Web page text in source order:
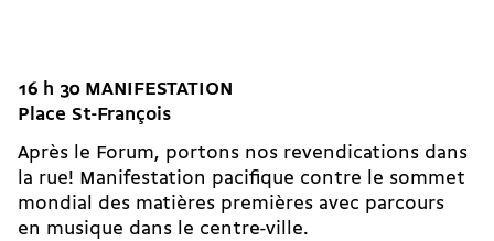
16 h 30 MANIFESTATION
Place St-François
Après le Forum, portons nos revendications dans
la rue! Manifestation pacifique contre le sommet
mondial des matières premières avec parcours
en musique dans le centre-ville.